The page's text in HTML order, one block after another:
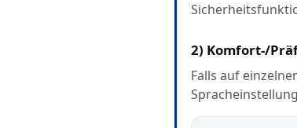
2) Komfort-/
Falls auf